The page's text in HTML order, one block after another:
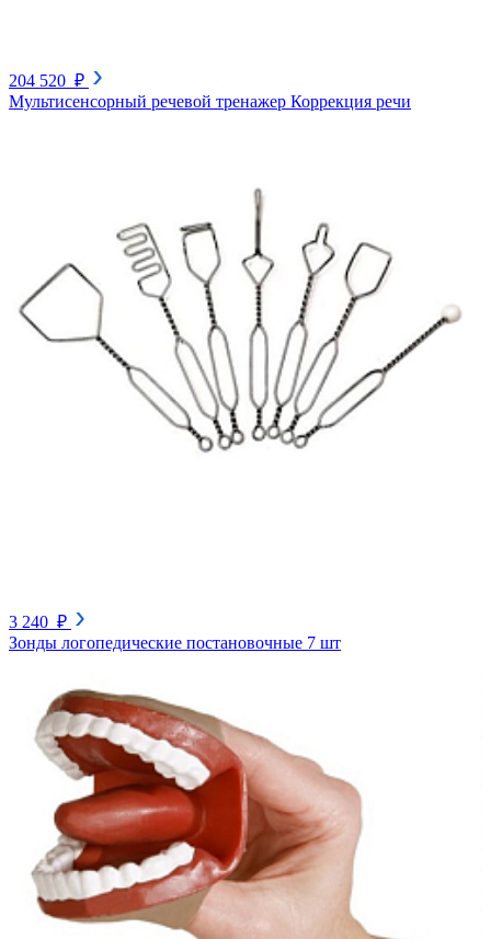
204 520 ₽
Мультисенсорный речевой тренажер Коррекция речи
3 240 ₽
Зонды логопедические постановочные 7 шт